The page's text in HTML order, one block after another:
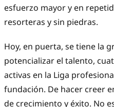
esfuerzo mayor y en
resorteras y sin piedras.
Hoy, en puerta, se tiene la
potencializar el talento,
activas en la Liga
fundación. De hacer creer
de crecimiento y éxito. No